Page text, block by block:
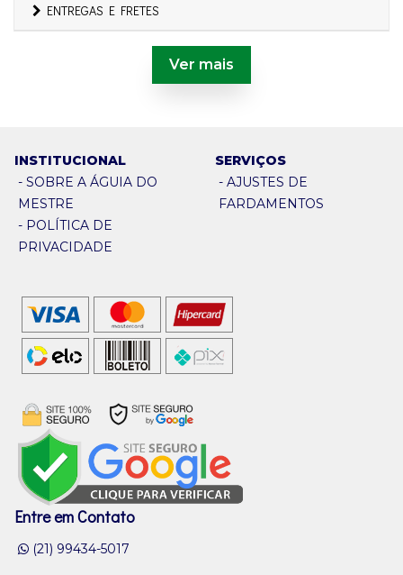
ENTREGAS E FRETES
Ver mais
INSTITUCIONAL
- SOBRE A ÁGUIA DO
MESTRE
- POLÍTICA DE
PRIVACIDADE
SERVIÇOS
- AJUSTES DE
FARDAMENTOS
Entre em Contato
(21) 99434-5017